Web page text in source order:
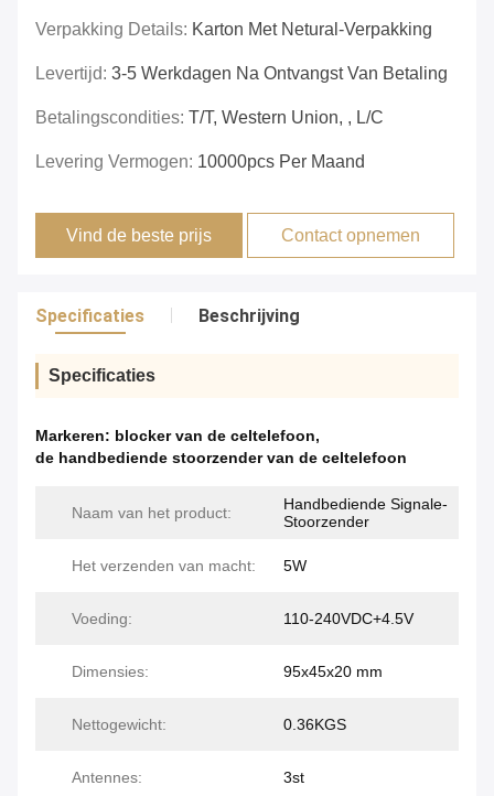
Verpakking Details: Karton Met Netural-Verpakking
Levertijd: 3-5 Werkdagen Na Ontvangst Van Betaling
Betalingscondities: T/T, Western Union, , L/C
Levering Vermogen: 10000pcs Per Maand
Vind de beste prijs Contact opnemen
Specificaties Beschrijving
Specificaties
Markeren: blocker van de celtelefoon,
de handbediende stoorzender van de celtelefoon
Naam van het product:
Handbediende Signale-
Stoorzender
Het verzenden van macht: 5W
Voeding: 110-240VDC+4.5V
Dimensies: 95x45x20 mm
Nettogewicht: 0.36KGS
Antennes: 3st